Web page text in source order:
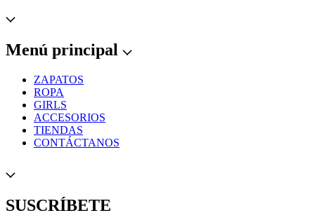
Menú principal
ZAPATOS
ROPA
GIRLS
ACCESORIOS
TIENDAS
CONTÁCTANOS
SUSCRÍBETE